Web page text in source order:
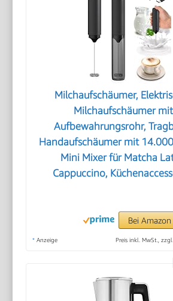
Milchaufschäumer,
Milchaufschäumer mit
Aufbewahrungsrohr,
Handaufschäumer mit
Mini Mixer für Matcha
Cappuccino,
Bei
* Anzeige Preis inkl. MwSt.,